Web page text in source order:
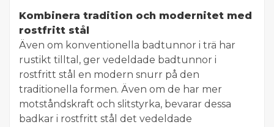
Kombinera tradition och modernitet med
rostfritt stål
Även om konventionella badtunnor i trä har
rustikt tilltal, ger vedeldade badtunnor i
rostfritt stål en modern snurr på den
traditionella formen. Även om de har mer
motståndskraft och slitstyrka, bevarar dessa
badkar i rostfritt stål det vedeldade